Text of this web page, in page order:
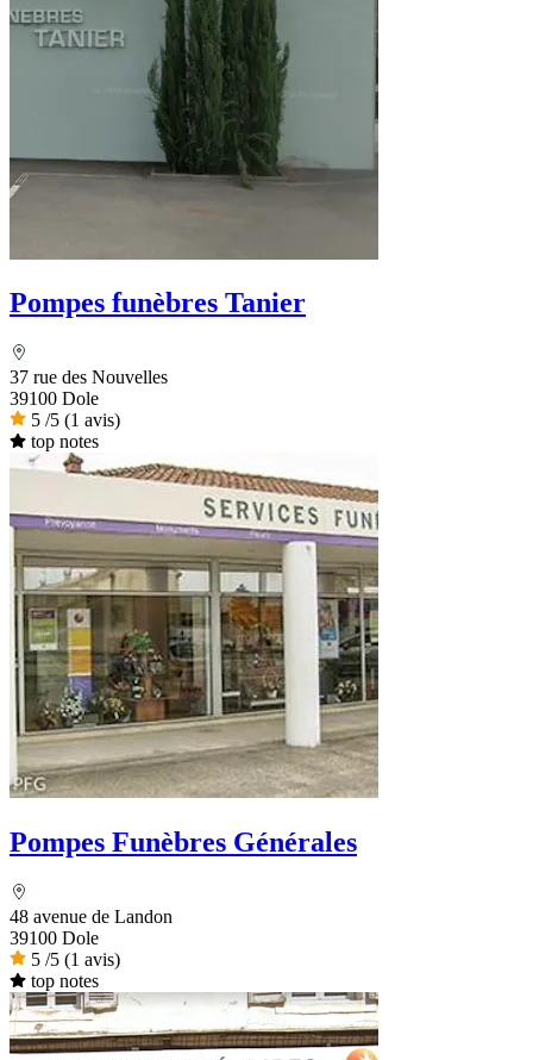
Pompes funèbres Tanier
37 rue des Nouvelles
39100 Dole
5 /5 (1 avis)
top notes
Pompes Funèbres Générales
48 avenue de Landon
39100 Dole
5 /5 (1 avis)
top notes